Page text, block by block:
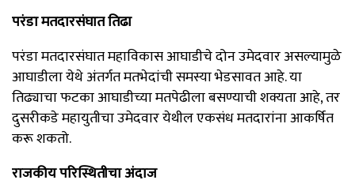
परंडा मतदारसंघात तिढा
परंडा मतदारसंघात महाविकास आघाडीचे दोन उमेदवार असल्यामुळे
आघाडीला येथे अंतर्गत मतभेदांची समस्या भेडसावत आहे. या
तिढ्याचा फटका आघाडीच्या मतपेढीला बसण्याची शक्यता आहे, तर
दुसरीकडे महायुतीचा उमेदवार येथील एकसंध मतदारांना आकर्षित
करू शकतो.
राजकीय परिस्थितीचा अंदाज